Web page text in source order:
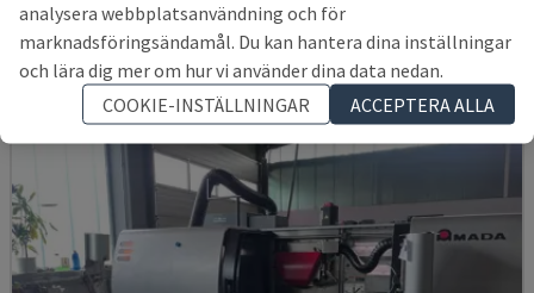
230 183 SEK
analysera webbplatsanvändning och för
marknadsföringsändamål. Du kan hantera dina inställningar
och lära dig mer om hur vi använder dina data nedan.
COOKIE-INSTÄLLNINGAR
ACCEPTERA ALLA